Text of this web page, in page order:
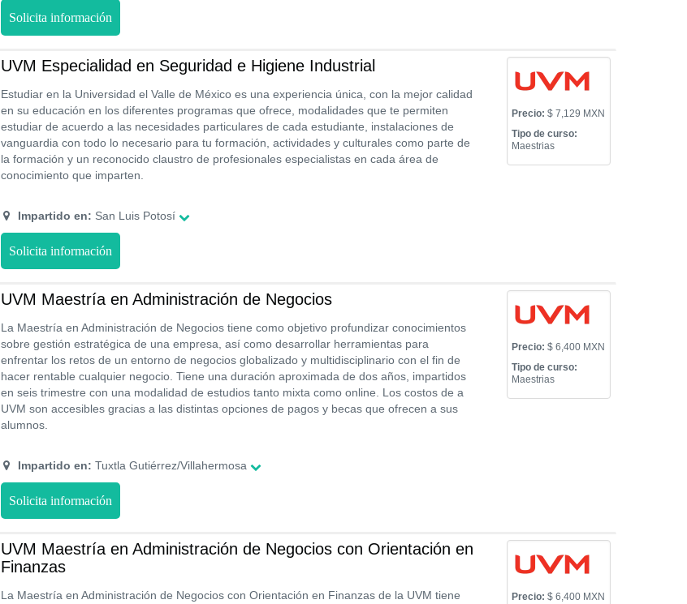
Solicita información
UVM Especialidad en Seguridad e Higiene Industrial
Estudiar en la Universidad el Valle de México es una experiencia única, con la mejor calidad
en su educación en los diferentes programas que ofrece, modalidades que te permiten
estudiar de acuerdo a las necesidades particulares de cada estudiante, instalaciones de
vanguardia con todo lo necesario para tu formación, actividades y culturales como parte de
la formación y un reconocido claustro de profesionales especialistas en cada área de
conocimiento que imparten.
Impartido en: San Luis Potosí
Precio: $ 7,129 MXN
Tipo de curso:
Maestrias
Solicita información
UVM Maestría en Administración de Negocios
La Maestría en Administración de Negocios tiene como objetivo profundizar conocimientos
sobre gestión estratégica de una empresa, así como desarrollar herramientas para
enfrentar los retos de un entorno de negocios globalizado y multidisciplinario con el fin de
hacer rentable cualquier negocio. Tiene una duración aproximada de dos años, impartidos
en seis trimestre con una modalidad de estudios tanto mixta como online. Los costos de a
UVM son accesibles gracias a las distintas opciones de pagos y becas que ofrecen a sus
alumnos.
Impartido en: Tuxtla Gutiérrez/Villahermosa
Precio: $ 6,400 MXN
Tipo de curso:
Maestrias
Solicita información
UVM Maestría en Administración de Negocios con Orientación en
Finanzas
La Maestría en Administración de Negocios con Orientación en Finanzas de la UVM tiene
Precio: $ 6,400 MXN